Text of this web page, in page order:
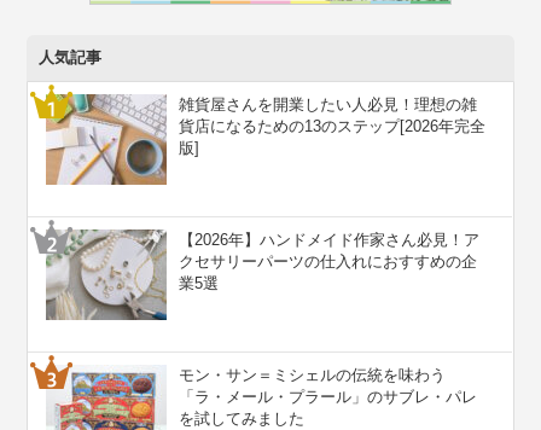
人気記事
雑貨屋さんを開業したい人必見！理想の雑
貨店になるための13のステップ[2026年完全
版]
【2026年】ハンドメイド作家さん必見！ア
クセサリーパーツの仕入れにおすすめの企
業5選
モン・サン＝ミシェルの伝統を味わう
「ラ・メール・プラール」のサブレ・パレ
を試してみました